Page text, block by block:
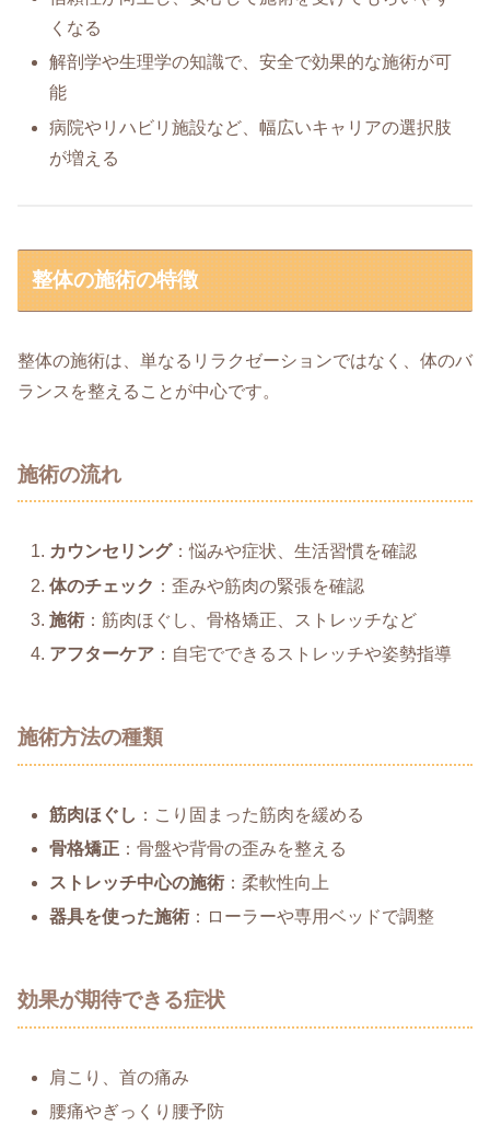
くなる
解剖学や生理学の知識で、安全で効果的な施術が可
能
病院やリハビリ施設など、幅広いキャリアの選択肢
が増える
整体の施術の特徴
整体の施術は、単なるリラクゼーションではなく、体のバ
ランスを整えることが中心です。
施術の流れ
カウンセリング：悩みや症状、生活習慣を確認
体のチェック ：歪みや筋肉の緊張を確認
施術 ：筋肉ほぐし、骨格矯正、ストレッチなど
アフターケア ：自宅でできるストレッチや姿勢指導
施術方法の種類
筋肉ほぐし ：こり固まった筋肉を緩める
骨格矯正 ：骨盤や背骨の歪みを整える
ストレッチ中心の施術 ：柔軟性向上
器具を使った施術 ：ローラーや専用ベッドで調整
効果が期待できる症状
肩こり、首の痛み
腰痛やぎっくり腰予防